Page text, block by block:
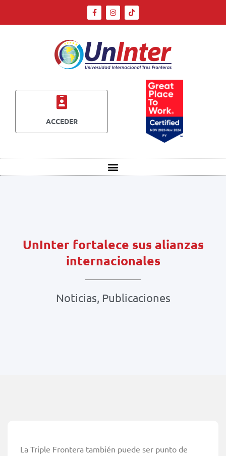
ACCEDER
UnInter fortalece sus alianzas
internacionales
Noticias, Publicaciones
La Triple Frontera también puede ser punto de